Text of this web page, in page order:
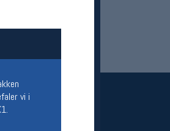
vi i